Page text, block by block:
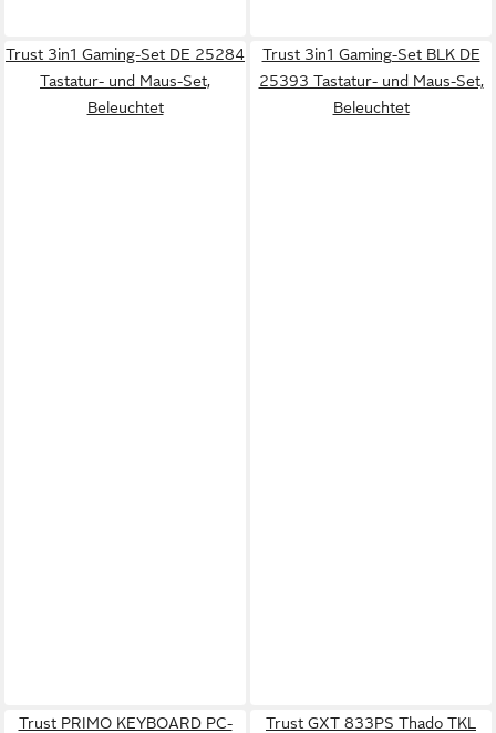
Trust 3in1 Gaming-Set DE 25284
Tastatur- und Maus-Set,
Beleuchtet
Trust 3in1 Gaming-Set BLK DE
25393 Tastatur- und Maus-Set,
Beleuchtet
Trust PRIMO KEYBOARD PC-
Trust GXT 833PS Thado TKL